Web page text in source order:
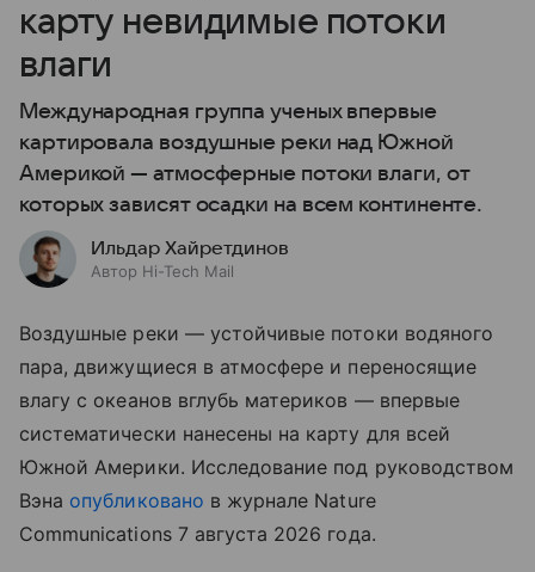
карту невидимые потоки
влаги
Международная группа ученых впервые
картировала воздушные реки над Южной
Америкой — атмосферные потоки влаги, от
которых зависят осадки на всем континенте.
Ильдар Хайретдинов
Автор Hi-Tech Mail
Воздушные реки — устойчивые потоки водяного
пара, движущиеся в атмосфере и переносящие
влагу с океанов вглубь материков — впервые
систематически нанесены на карту для всей
Южной Америки. Исследование под руководством
Вэна опубликовано в журнале Nature
Communications 7 августа 2026 года.